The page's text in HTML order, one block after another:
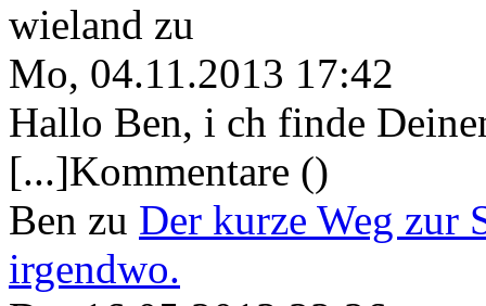
wieland zu
Mo, 04.11.2013 17:42
Hallo Ben, i ch finde
[...]Kommentare ()
Ben zu Der kurze Weg zur
irgendwo.